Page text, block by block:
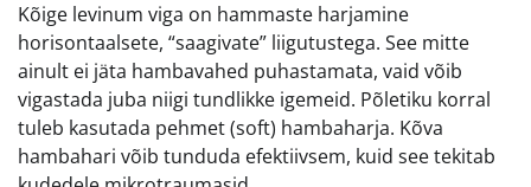
Kõige levinum viga on hammaste harjamine
horisontaalsete, “saagivate” liigutustega. See mitte
ainult ei jäta hambavahed puhastamata, vaid võib
vigastada juba niigi tundlikke igemeid. Põletiku korral
tuleb kasutada pehmet (soft) hambaharja. Kõva
hambahari võib tunduda efektiivsem, kuid see tekitab